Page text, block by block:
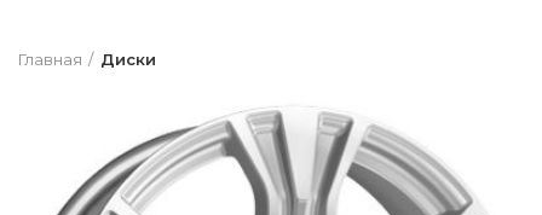
Главная Диски